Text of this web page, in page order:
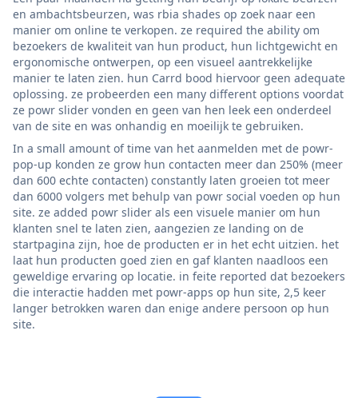
en ambachtsbeurzen, was rbia shades op zoek naar een
manier om online te verkopen. ze required the ability om
bezoekers de kwaliteit van hun product, hun lichtgewicht en
ergonomische ontwerpen, op een visueel aantrekkelijke
manier te laten zien. hun Carrd bood hiervoor geen adequate
oplossing. ze probeerden een many different options voordat
ze powr slider vonden en geen van hen leek een onderdeel
van de site en was onhandig en moeilijk te gebruiken.
In a small amount of time van het aanmelden met de powr-
pop-up konden ze grow hun contacten meer dan 250% (meer
dan 600 echte contacten) constantly laten groeien tot meer
dan 6000 volgers met behulp van powr social voeden op hun
site. ze added powr slider als een visuele manier om hun
klanten snel te laten zien, aangezien ze landing on de
startpagina zijn, hoe de producten er in het echt uitzien. het
laat hun producten goed zien en gaf klanten naadloos een
geweldige ervaring op locatie. in feite reported dat bezoekers
die interactie hadden met powr-apps op hun site, 2,5 keer
langer betrokken waren dan enige andere persoon op hun
site.